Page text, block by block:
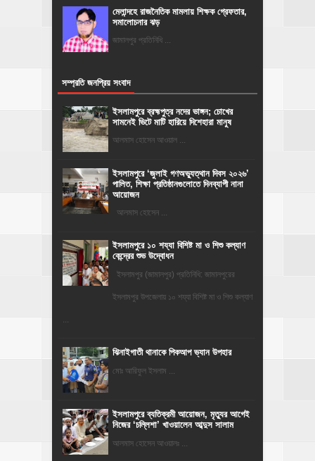
মেলান্দহে রাজনৈতিক মামলায় শিক্ষক গ্রেফতার,
সমালোচনার ঝড়
জামালপুর প্রতিনিধি ...
সম্প্রতি জনপ্রিয় সংবাদ
ইসলামপুরে ব্রহ্মপুত্র নদের ভাঙ্গন; চোখের
সামনেই ভিটে মাটি হারিয়ে দিশেহারা মানুষ
আলমাস হোসেন আওয়াল ...
‎ইসলামপুরে ‘জুলাই গণঅভ্যুত্থান দিবস ২০২৬’
পালিত, শিক্ষা প্রতিষ্ঠানগুলোতে দিনব্যাপী নানা
আয়োজন
‎​আলমাস হোসেন ...
ইসলামপুরে ১০ শয্যা বিশিষ্ট মা ও শিশু কল্যাণ
কেন্দ্রের শুভ উদ্বোধন
ইসলামপুর (জামালপুর) প্রতিনিধি: জামালপুরের
ইসলামপুর উপজেলায় ১০ শয্যা বিশিষ্ট মা ও শিশু কল্যাণ
...
ঝিনাইগাতী থানাকে পিকআপ ভ্যান উপহার
মোঃ আরিফুল ইসলাম ...
‎ইসলামপুরে ব্যতিক্রমী আয়োজন, মৃত্যুর আগেই
নিজের ‘চল্লিশা’ খাওয়ালেন আব্দুস সালাম
আলমাস হোসেন আওয়ালঃ ...